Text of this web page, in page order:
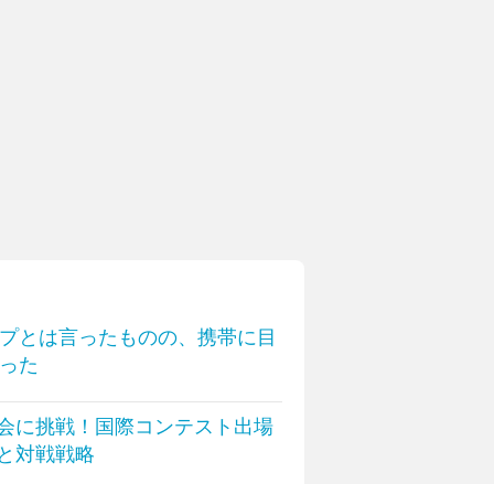
とは言ったものの、携帯に目
た
に挑戦！国際コンテスト出場
対戦戦略